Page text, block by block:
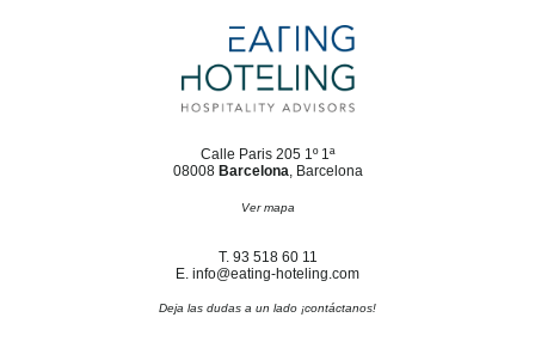
Calle Paris 205 1º 1ª
08008 Barcelona, Barcelona
Ver mapa
T. 93 518 60 11
E. info@eating-hoteling.com
Deja las dudas a un lado ¡contáctanos!